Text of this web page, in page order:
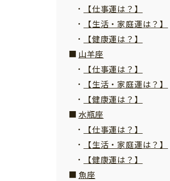
【仕事運は？】
【生活・家庭運は？】
【健康運は？】
山羊座
【仕事運は？】
【生活・家庭運は？】
【健康運は？】
水瓶座
【仕事運は？】
【生活・家庭運は？】
【健康運は？】
魚座